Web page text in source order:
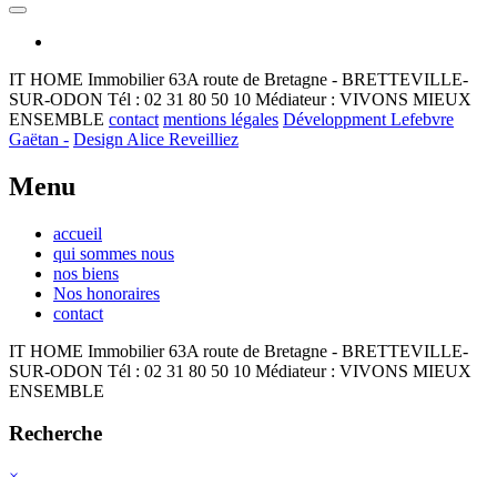
IT HOME Immobilier 63A route de Bretagne - BRETTEVILLE-
SUR-ODON Tél : 02 31 80 50 10 Médiateur : VIVONS MIEUX
ENSEMBLE contact mentions légales Développment Lefebvre
Gaëtan - Design Alice Reveilliez
Menu
accueil
qui sommes nous
nos biens
Nos honoraires
contact
IT HOME Immobilier 63A route de Bretagne - BRETTEVILLE-
SUR-ODON Tél : 02 31 80 50 10 Médiateur : VIVONS MIEUX
ENSEMBLE
Recherche